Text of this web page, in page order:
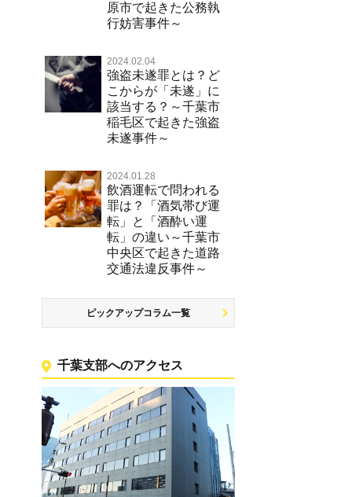
原市で起きた公務執
行妨害事件～
2024.02.04
強盗未遂罪とは？ど
こからが「未遂」に
該当する？～千葉市
稲毛区で起きた強盗
未遂事件～
2024.01.28
飲酒運転で問われる
罪は？「酒気帯び運
転」と「酒酔い運
転」の違い～千葉市
中央区で起きた道路
交通法違反事件～
ピックアップコラム一覧
千葉支部へのアクセス